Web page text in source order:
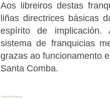
Aos libreiros destas
liñas directrices básicas
espírito de implicación.
sistema de franquicias
grazas ao funcionamento
Santa Comba.